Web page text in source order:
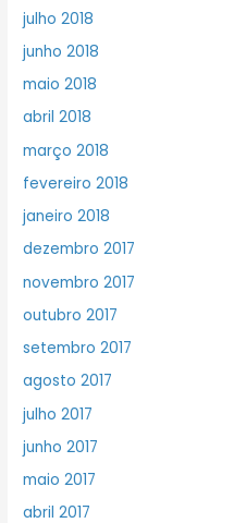
julho 2018
junho 2018
maio 2018
abril 2018
março 2018
fevereiro 2018
janeiro 2018
dezembro 2017
novembro 2017
outubro 2017
setembro 2017
agosto 2017
julho 2017
junho 2017
maio 2017
abril 2017